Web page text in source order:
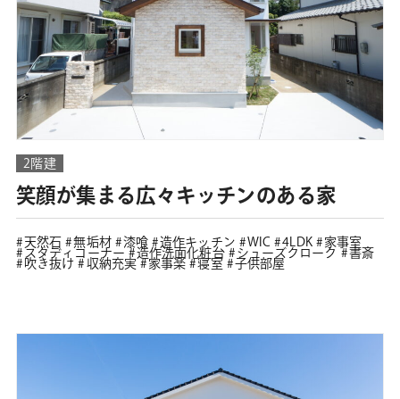
2階建
笑顔が集まる広々キッチンのある家
天然石 無垢材 漆喰 造作キッチン WIC 4LDK
家事室
スタディコーナー
造作洗面化粧台 シューズクローク
書斎
吹き抜け
収納充実 家事楽 寝室 子供部屋